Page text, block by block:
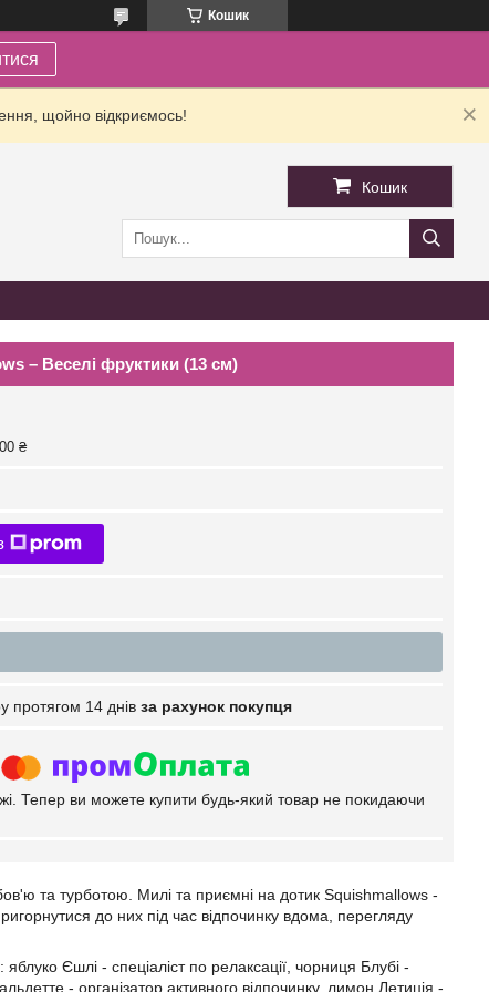
Кошик
щойно відкриємось!
Кошик
– Веселі фруктики (13 cм)
₴
протягом 14 днів за рахунок покупця
Тепер ви можете купити будь-який товар не покидаючи
та турботою. Милі та приємні на дотик Squishmallows -
до них під час відпочинку вдома, перегляду
Єшлі - спеціаліст по релаксації, чорниця Блубі -
- організатор активного відпочинку, лимон Летиція -